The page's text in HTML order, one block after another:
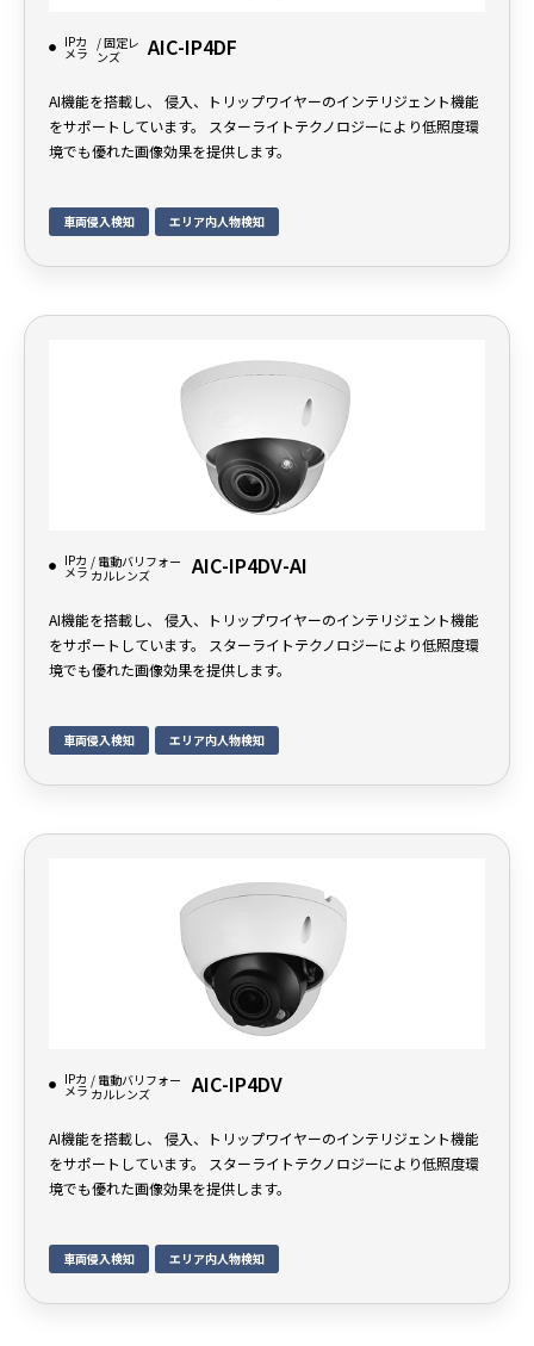
IPカ
メラ
/ 固定レ
ンズ
AIC-IP4DF
AI機能を搭載し、 侵入、トリップワイヤーのインテリジェント機能
をサポートしています。 スターライトテクノロジーにより低照度環
境でも優れた画像効果を提供します。
車両侵入検知 エリア内人物検知
IPカ
メラ
/ 電動バリフォー
カルレンズ
AIC-IP4DV-AI
AI機能を搭載し、 侵入、トリップワイヤーのインテリジェント機能
をサポートしています。 スターライトテクノロジーにより低照度環
境でも優れた画像効果を提供します。
車両侵入検知 エリア内人物検知
IPカ
メラ
/ 電動バリフォー
カルレンズ
AIC-IP4DV
AI機能を搭載し、 侵入、トリップワイヤーのインテリジェント機能
をサポートしています。 スターライトテクノロジーにより低照度環
境でも優れた画像効果を提供します。
車両侵入検知 エリア内人物検知